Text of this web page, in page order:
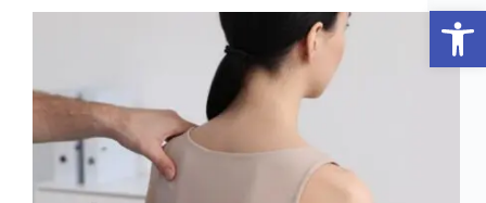
Abrir barra de herramientas